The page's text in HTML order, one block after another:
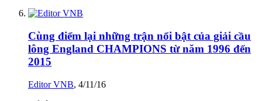
Cùng điểm lại những trận nổi bật của giải cầu
lông England CHAMPIONS từ năm 1996 đến
2015
Editor VNB, 4/11/16